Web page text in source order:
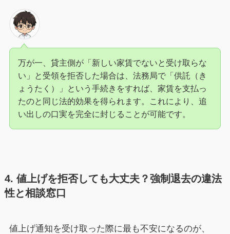
万が一、貸主側が「新しい家賃でないと受け取らな
い」と受領を拒否した場合は、法務局で「供託（き
ょうたく）」という手続きをすれば、家賃を支払っ
たのと同じ法的効果を得られます。これにより、追
い出しの口実を完全に封じることが可能です。
4. 値上げを拒否しても大丈夫？強制退去の違法
性と相談窓口
値上げ通知を受け取った際に最も不安になるのが、